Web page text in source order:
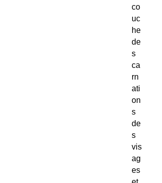
co
uc
he
de
s
ca
rn
ati
on
s
de
s
vis
ag
es